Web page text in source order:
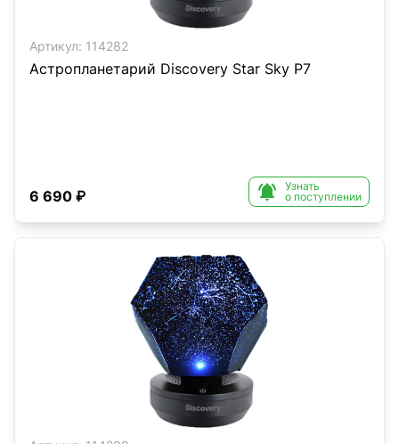
Артикул: 114282
Астропланетарий Discovery Star Sky P7
6 690 ₽ 
Узнать
о поступлении